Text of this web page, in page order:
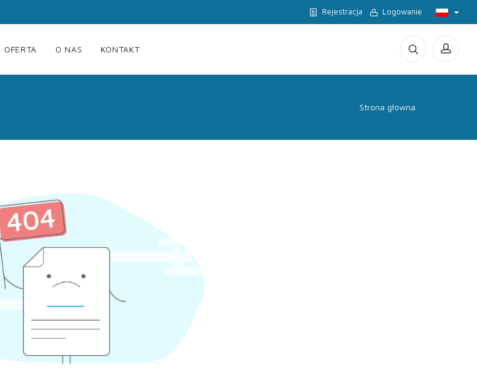
Rejestracja Logowanie
OFERTA O NAS KONTAKT
Strona główna